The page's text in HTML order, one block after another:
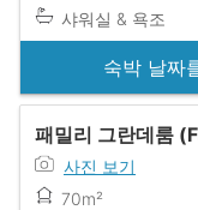
샤워실 & 욕조
숙박 날짜
패밀리 그란데룸
사진 보기
70m²